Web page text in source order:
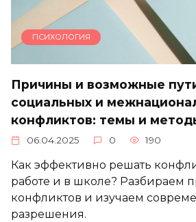
ПСИХОЛОГИЯ
Причины и возможные
социальных и
конфликтов: темы и
06.04.2025 0 190
Как эффективно решать
работе и в школе? Разбираем
конфликтов и изучаем
разрешения.